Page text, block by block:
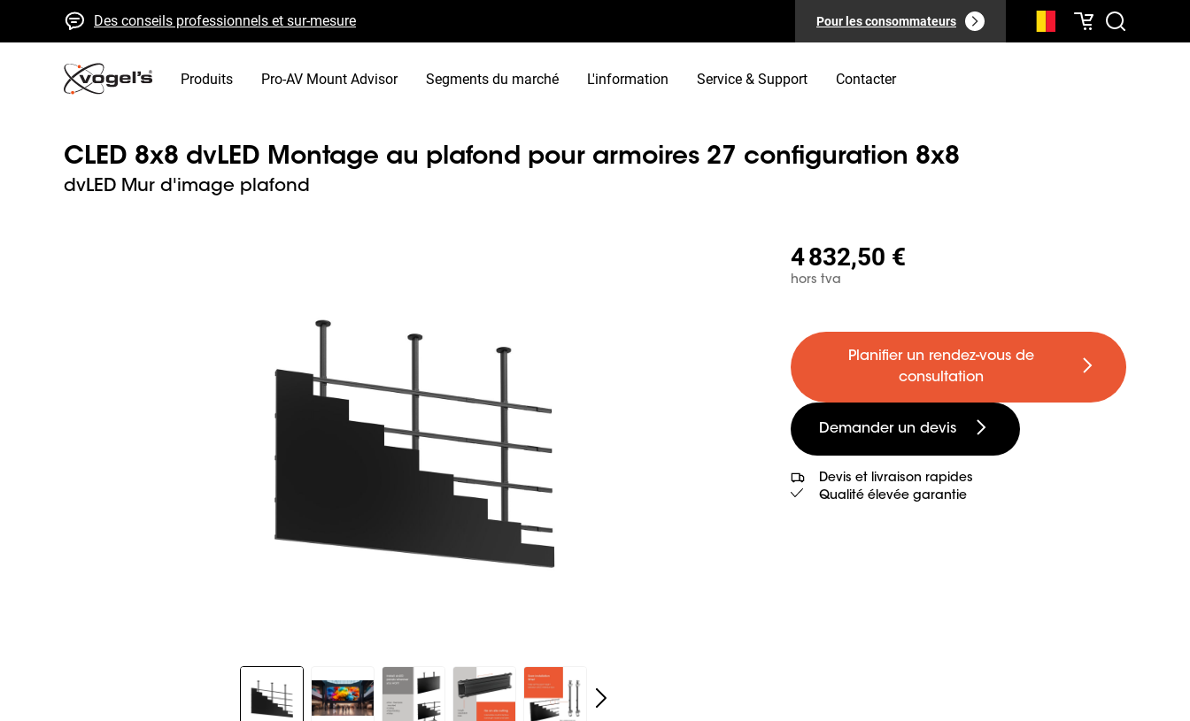
Des conseils professionnels et sur-mesure
Devis et livraison rapides
Qualité élevée garantie
Pour les consommateurs
Produits Pro-AV Mount Advisor Segments du marché L'information Service & Support Contacter
CLED 8x8 dvLED Montage au plafond pour armoires 27 configuration 8x8
dvLED Mur d'image plafond
Slide 1 of 7
4 832,50 €
hors tva
Planifier un rendez-vous de
consultation
Demander un devis
Devis et livraison rapides
Qualité élevée garantie